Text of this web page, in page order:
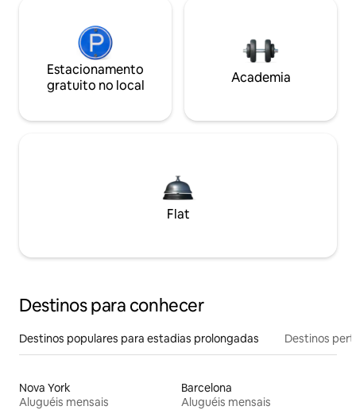
Estacionamento
gratuito no local
Academia
Flat
Destinos para conhecer
Destinos populares para estadias prolongadas Destinos
Nova York
Aluguéis mensais
Barcelona
Aluguéis mensais